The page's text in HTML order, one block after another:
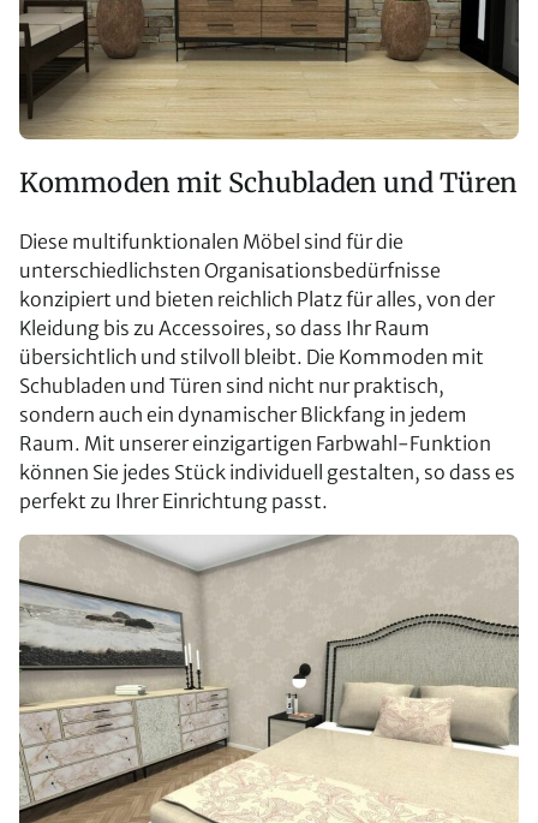
Kommoden mit Schubladen und Türen
Diese multifunktionalen Möbel sind für die
unterschiedlichsten Organisationsbedürfnisse
konzipiert und bieten reichlich Platz für alles, von der
Kleidung bis zu Accessoires, so dass Ihr Raum
übersichtlich und stilvoll bleibt. Die Kommoden mit
Schubladen und Türen sind nicht nur praktisch,
sondern auch ein dynamischer Blickfang in jedem
Raum. Mit unserer einzigartigen Farbwahl-Funktion
können Sie jedes Stück individuell gestalten, so dass es
perfekt zu Ihrer Einrichtung passt.